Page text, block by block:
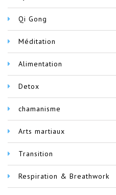
Qi Gong
Méditation
Alimentation
Detox
chamanisme
Arts martiaux
Transition
Respiration & Breathwork